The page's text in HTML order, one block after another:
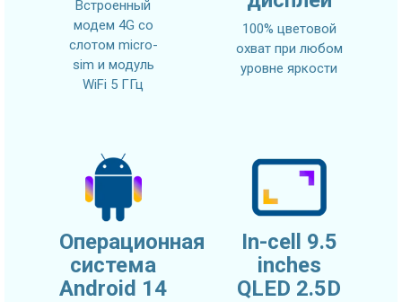
Встроенный
модем 4G со
слотом micro-
sim и модуль
WiFi 5 ГГц
100% цветовой
охват при любом
уровне яркости
Операционная
система
Android 14
In-cell 9.5
inches
QLED 2.5D